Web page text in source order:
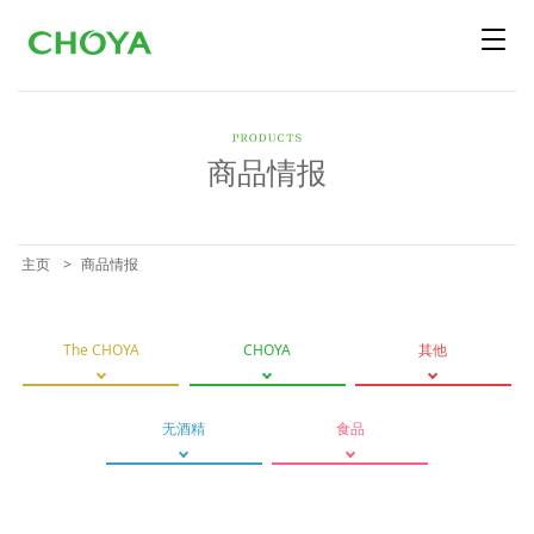
商品情报
主页 商品情报
The CHOYA CHOYA 其他
无酒精 食品